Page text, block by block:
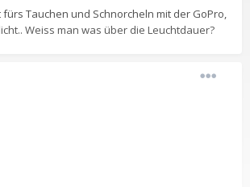
Tauchen und Schnorcheln mit der GoPro,
Weiss man was über die Leuchtdauer?